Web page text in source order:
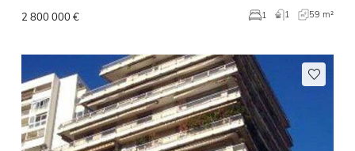
2 800 000 € 1 1 59 m²